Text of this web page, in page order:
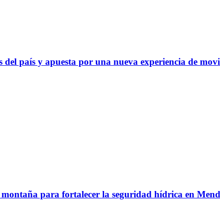
país y apuesta por una nueva experiencia de
para fortalecer la seguridad hídrica en